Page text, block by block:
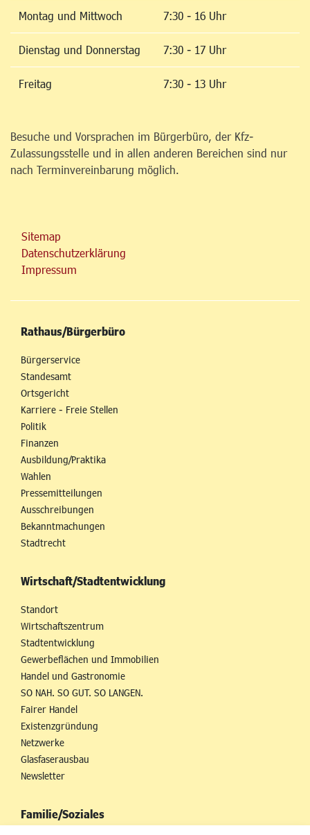
Montag und Mittwoch 7:30 - 16 Uhr
Dienstag und Donnerstag 7:30 - 17 Uhr
Freitag 7:30 - 13 Uhr
Besuche und Vorsprachen im Bürgerbüro, der Kfz-
Zulassungsstelle und in allen anderen Bereichen sind nur
nach Terminvereinbarung möglich.
Sitemap
Datenschutzerklärung
Impressum
Rathaus/Bürgerbüro
Bürgerservice
Standesamt
Ortsgericht
Karriere - Freie Stellen
Politik
Finanzen
Ausbildung/Praktika
Wahlen
Pressemitteilungen
Ausschreibungen
Bekanntmachungen
Stadtrecht
Wirtschaft/Stadtentwicklung
Standort
Wirtschaftszentrum
Stadtentwicklung
Gewerbeflächen und Immobilien
Handel und Gastronomie
SO NAH. SO GUT. SO LANGEN.
Fairer Handel
Existenzgründung
Netzwerke
Glasfaserausbau
Newsletter
Familie/Soziales